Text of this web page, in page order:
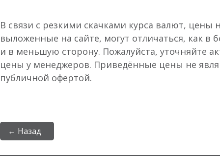
В связи с резкими скачками курса валют, цены
выложенные на сайте, могут отличаться, как в
и в меньшую сторону. Пожалуйста, уточняйте
цены у менеджеров. Приведённые цены не
публичной офертой.
← Назад